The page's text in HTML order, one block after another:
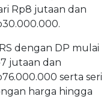
Rp8 jutaan dan
dengan DP mulai
jutaan dan
serta seri
harga hingga